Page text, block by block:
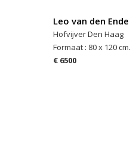
Leo van den Ende
Hofvijver Den Haag
Formaat : 80 x 120 cm.
€ 6500